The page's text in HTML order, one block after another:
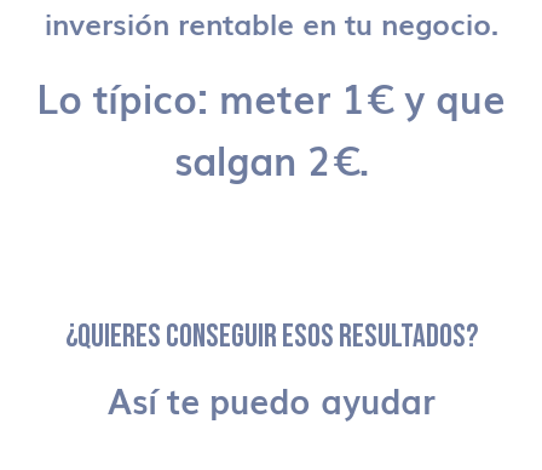
inversión rentable en tu negocio.
Lo típico: meter 1€ y que
salgan 2€.
¿QUIERES CONSEGUIR ESOS RESULTADOS?
Así te puedo ayudar